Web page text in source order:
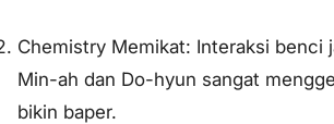
Chemistry Memikat: Interaksi benci
Min-ah dan Do-hyun sangat
bikin baper.